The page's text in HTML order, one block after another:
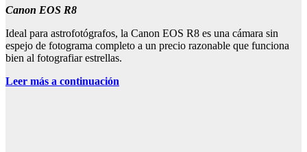
Canon EOS R8
Ideal para astrofotógrafos, la Canon EOS R8 es una cámara sin
espejo de fotograma completo a un precio razonable que funciona
bien al fotografiar estrellas.
Leer más a continuación